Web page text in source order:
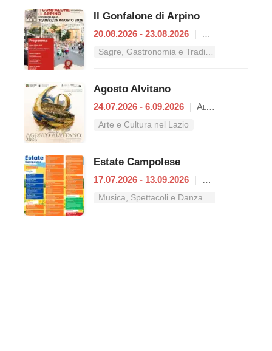
Il Gonfalone di Arpino
20.08.2026 - 23.08.2026 |
Agosto Alvitano
24.07.2026 - 6.09.2026 | Alvito
Arte e Cultura nel Lazio
Estate Campolese
17.07.2026 - 13.09.2026 |